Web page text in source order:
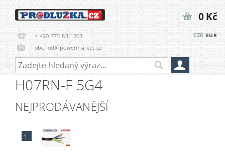
+ 420 776 831 263
obchod@powermarket.cz
CZK EUR
0 Kč
H07RN-F 5G4
NEJPRODÁVANĚJŠÍ
1.